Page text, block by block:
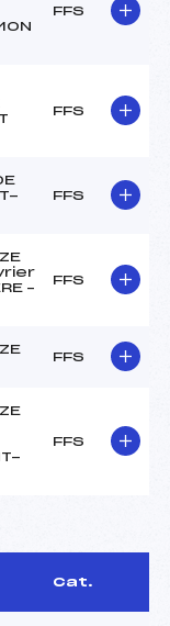
FFS
FFS
FFS
–
FFS
FFS
FFS
Cat.